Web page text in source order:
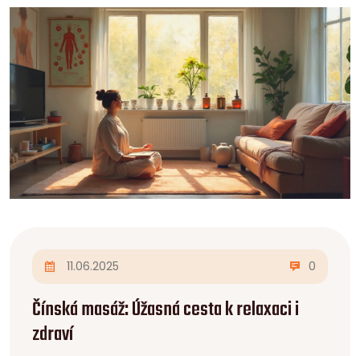
11.06.2025 0
Čínská masáž: Úžasná cesta k relaxaci i
zdraví